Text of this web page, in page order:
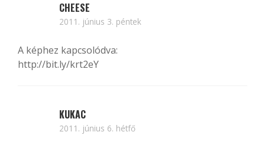
CHEESE
2011. június 3. péntek
A képhez kapcsolódva:
http://bit.ly/krt2eY
KUKAC
2011. június 6. hétfő